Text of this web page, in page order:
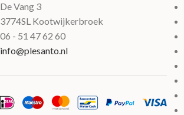
De Vang 3
3774SL Kootwijkerbroek
06 - 51 47 62 60
info@plesanto.nl